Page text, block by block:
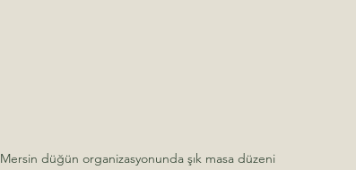
Mersin düğün organizasyonunda şık masa düzeni